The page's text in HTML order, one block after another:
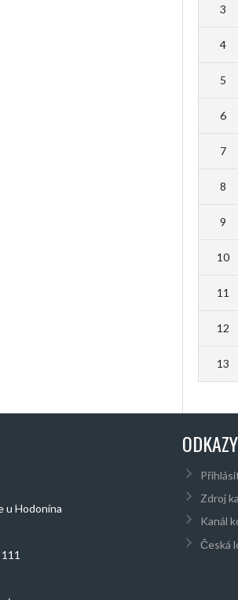
3
4
5
6
7
8
9
10
11
12
13
u Hodonína
ODKAZY
Zdroj
Kanál
Česká